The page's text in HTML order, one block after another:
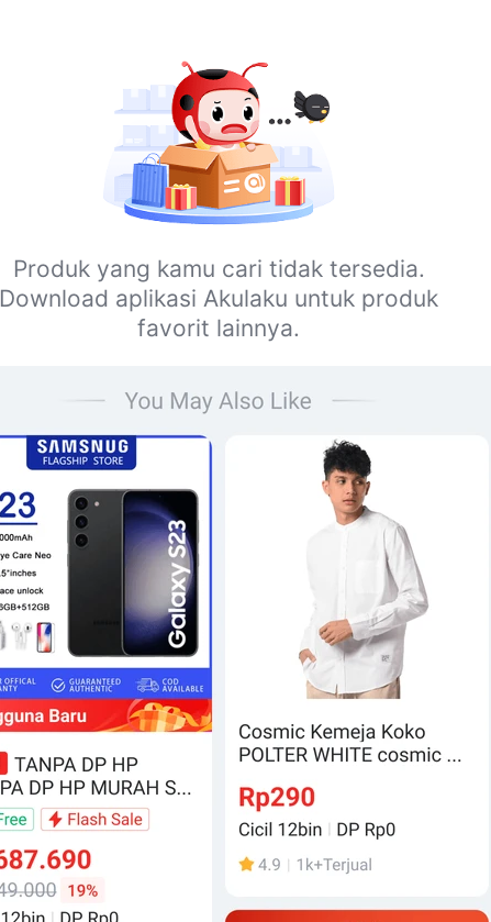
Produk yang kamu cari tidak tersedia.
Download aplikasi Akulaku untuk produk
favorit lainnya.